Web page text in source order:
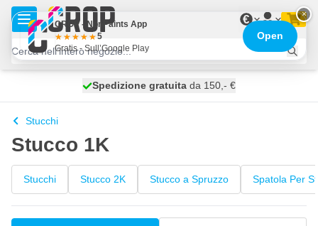
Salta al contenuto
€
spedito oggi
Spedizione gratuita da 150,- €
100 giorni
Stucchi
Stucco 1K
Stucchi Stucco 2K Stucco a Spruzzo Spatola Per
×
CROP - NonPaints App
5
Gratis - Sull’Google Play
Open